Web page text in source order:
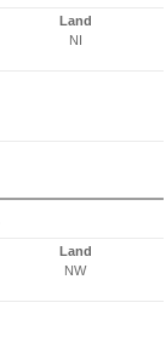
Land
NI
Land
NW